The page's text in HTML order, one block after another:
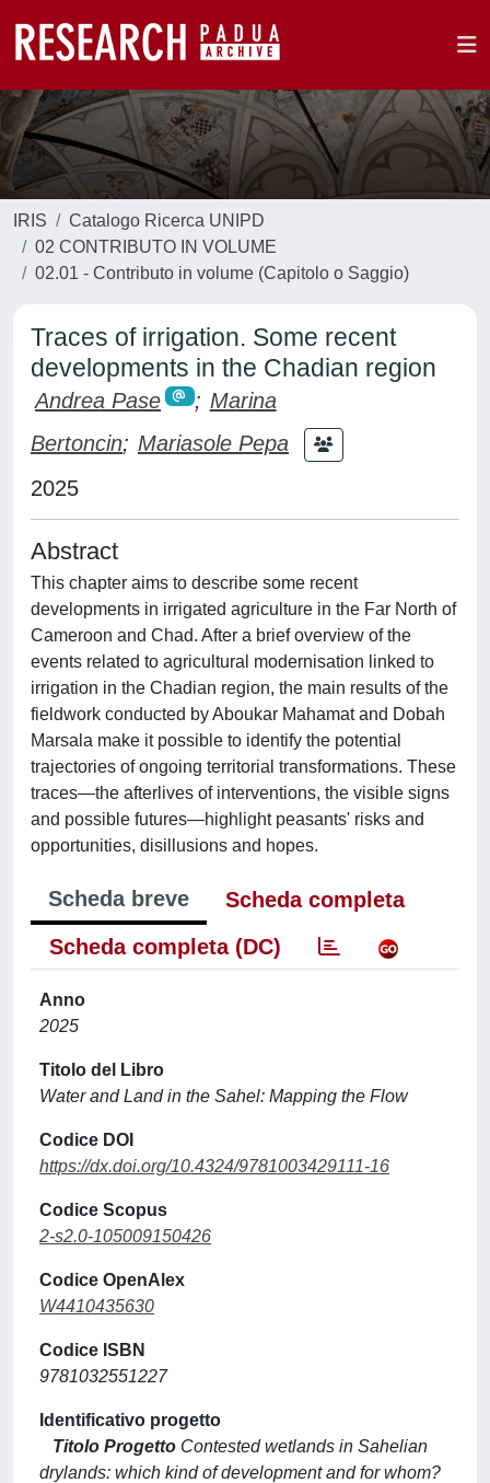
IRIS
Catalogo Ricerca UNIPD
02 CONTRIBUTO IN VOLUME
02.01 - Contributo in volume (Capitolo o Saggio)
Traces of irrigation. Some recent
developments in the Chadian region
Andrea Pase ; Marina
Bertoncin; Mariasole Pepa
2025
Abstract
This chapter aims to describe some recent
developments in irrigated agriculture in the Far North of
Cameroon and Chad. After a brief overview of the
events related to agricultural modernisation linked to
irrigation in the Chadian region, the main results of the
fieldwork conducted by Aboukar Mahamat and Dobah
Marsala make it possible to identify the potential
trajectories of ongoing territorial transformations. These
traces—the afterlives of interventions, the visible signs
and possible futures—highlight peasants' risks and
opportunities, disillusions and hopes.
Scheda breve
Scheda completa
Scheda completa (DC)
Anno
2025
Titolo del Libro
Water and Land in the Sahel: Mapping the Flow
Codice DOI
https://dx.doi.org/10.4324/9781003429111-16
Codice Scopus
2-s2.0-105009150426
Codice OpenAlex
W4410435630
Codice ISBN
9781032551227
Identificativo progetto
Titolo Progetto Contested wetlands in Sahelian
drylands: which kind of development and for whom?